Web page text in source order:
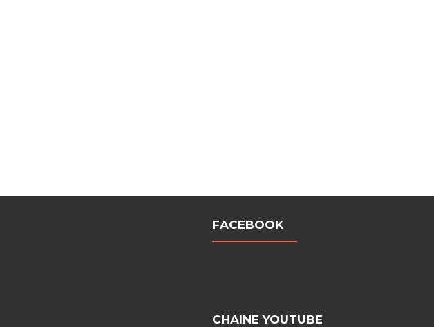
FACEBOOK
CHAINE YOUTUBE